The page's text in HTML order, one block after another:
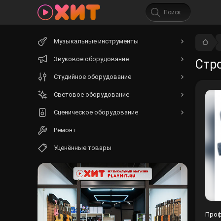
Музыкальные инструменты
Звуковое оборудование
Студийное оборудование
Световое оборудование
Сценическое оборудование
Ремонт
Уценённые товары